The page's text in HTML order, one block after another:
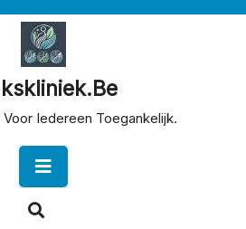
Iedereen Toegankelijk.